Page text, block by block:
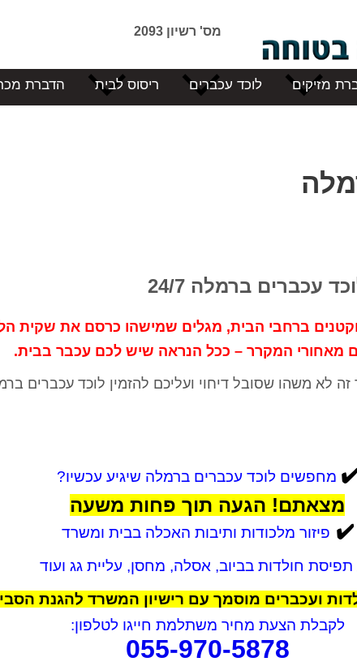
מס' רשיון 2093
מזיקים לוכד עכברים ריסוס לבית הדברת
עכברים ברמלה 24/7
ברחבי הבית, מגלים שמישהו כרסם את שקית
מאחורי המקרר – ככל הנראה שיש לכם עכבר בבית.
לא משהו שסובל דיחוי ועליכם להזמין לוכד עכברים
מחפשים לוכד עכברים ברמלה שיגיע עכשיו?
מצאתם! הגעה תוך פחות משעה
✔️ פיזור מלכודות ותיבות האכלה בבית ומשרד
תפיסת חולדות בביוב, אסלה, מחסן, עליית גג ועוד
ועכברים מוסמך עם רישיון המשרד להגנת
לקבלת הצעת מחיר משתלמת חייגו לטלפון:
055-970-5878